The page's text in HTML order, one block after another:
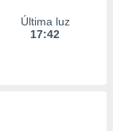
Última luz
17:42